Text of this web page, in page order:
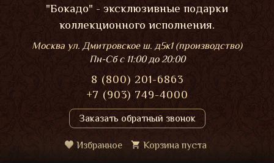
"Бокадо" - эксклюзивные подарки
коллекционного исполнения.
Москва ул. Дмитровское ш. д5к1 (производство)
Пн-Сбс 11:00 до 20:00
8 (800) 201-6863
+7 (903) 749-4000
Заказать обратный звонок
Избранное Корзина пуста